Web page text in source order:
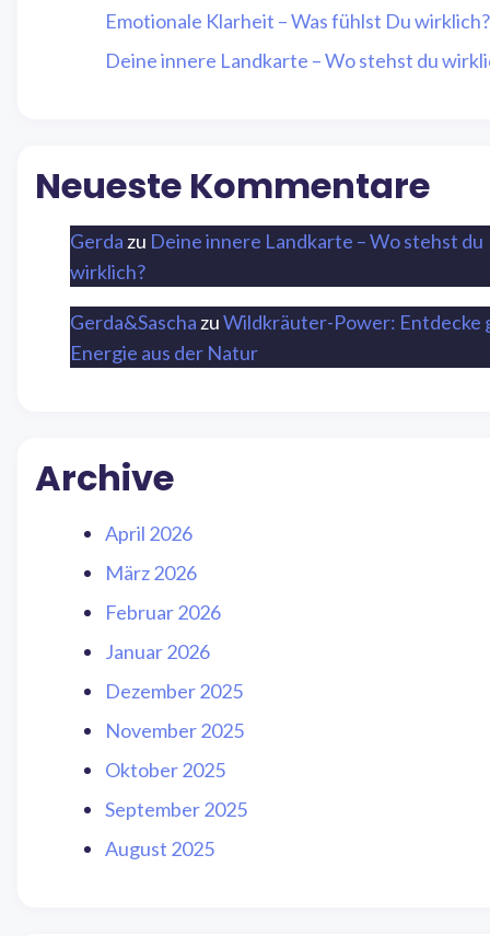
Emotionale Klarheit – Was fühlst Du wirklich?
Deine innere Landkarte – Wo stehst du
Neueste Kommentare
Gerda zu Deine innere Landkarte – Wo stehst du
wirklich?
Gerda&Sascha zuWildkräuter-Power: Entdecke
Energie aus der Natur
Archive
April 2026
März 2026
Februar 2026
Januar 2026
Dezember 2025
November 2025
Oktober 2025
September 2025
August 2025